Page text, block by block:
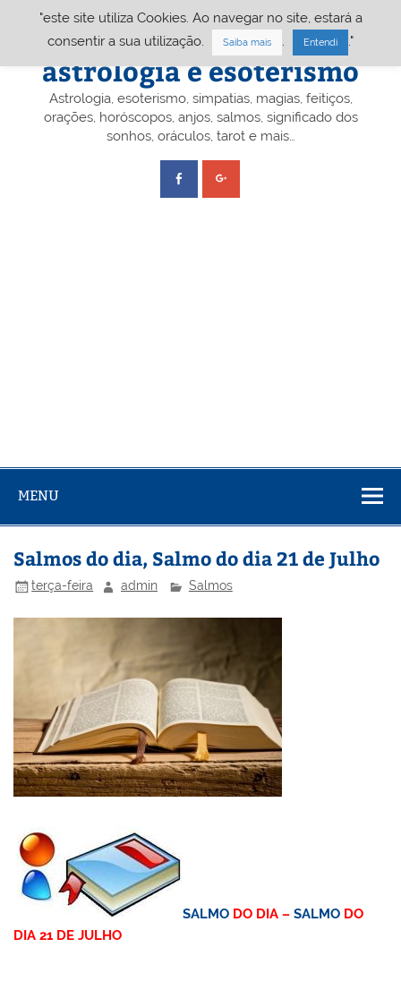
Portal A&E – Portal
astrologia e esoterismo
Astrologia, esoterismo, simpatias, magias, feitiços,
orações, horóscopos, anjos, salmos, significado dos
sonhos, oráculos, tarot e mais…
MENU
Salmos do dia, Salmo do dia 21 de Julho
terça-feira admin Salmos
SALMO DO DIA –SALMO DO
DIA 21 DE JULHO
"este site utiliza Cookies. Ao navegar no site, estará a
consentir a sua utilização.
Saiba mais Entendi ."